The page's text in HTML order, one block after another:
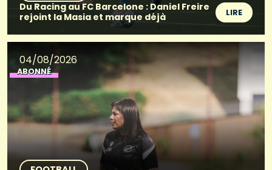
Du Racing au FC Barcelone : Daniel Freire
rejoint la Masia et marque déjà
LIRE
04/08/2026
ABONNÉ